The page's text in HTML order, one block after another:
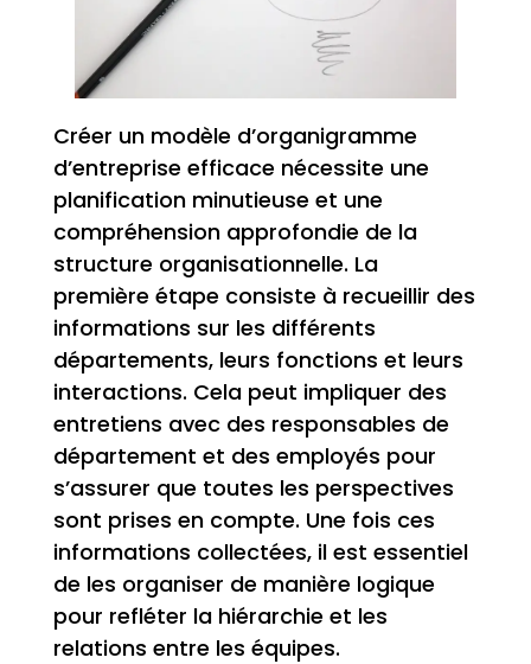
Créer un modèle d’organigramme
d’entreprise efficace nécessite une
planification minutieuse et une
compréhension approfondie de la
structure organisationnelle. La
première étape consiste à recueillir des
informations sur les différents
départements, leurs fonctions et leurs
interactions. Cela peut impliquer des
entretiens avec des responsables de
département et des employés pour
s’assurer que toutes les perspectives
sont prises en compte. Une fois ces
informations collectées, il est essentiel
de les organiser de manière logique
pour refléter la hiérarchie et les
relations entre les équipes.